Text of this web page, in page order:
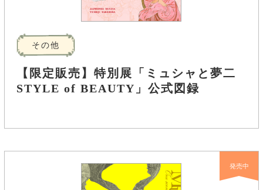
その他
【限定販売】特別展「ミュシャと夢二
STYLE of BEAUTY」公式図録
発売中